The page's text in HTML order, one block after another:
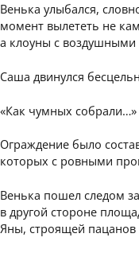
Венька улыбался,
момент вылететь не
а клоуны с
Саша двинулся
«Как чумных собрали…»
Ограждение было
которых с ровными
Венька пошел следом
в другой стороне
Яны, строящей пацанов